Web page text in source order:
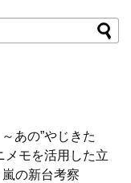
あの”やじきた
メモを活用した立
の新台考察